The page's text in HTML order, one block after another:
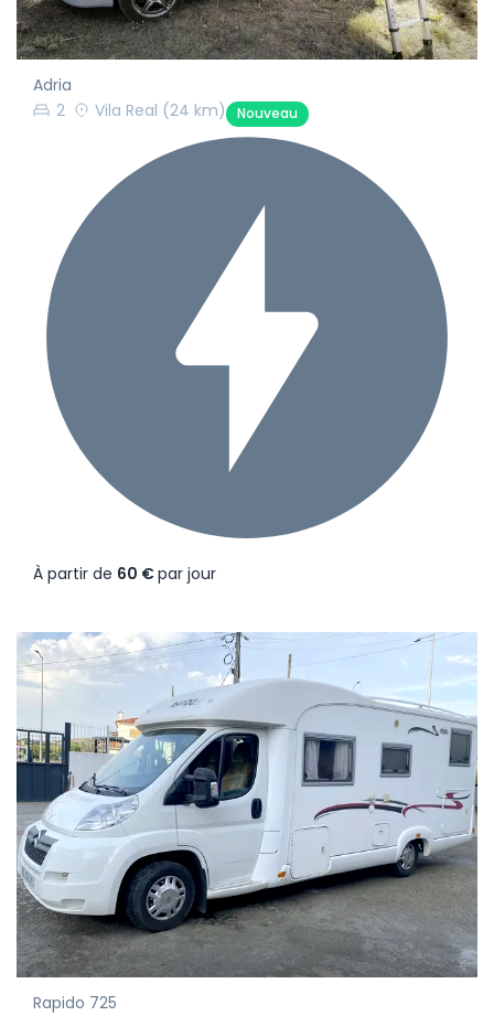
Adria
2
Vila Real (24 km) Nouveau
À partir de 60 €par jour
Rapido 725